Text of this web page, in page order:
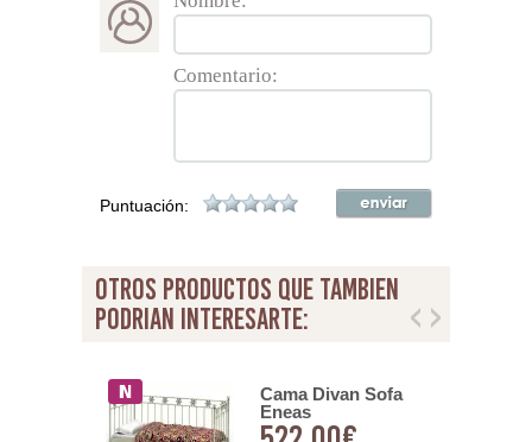
Comentario:
Puntuación:
otros productos que tambien
podrian interesarte:
Cama Divan Sofa
Eneas